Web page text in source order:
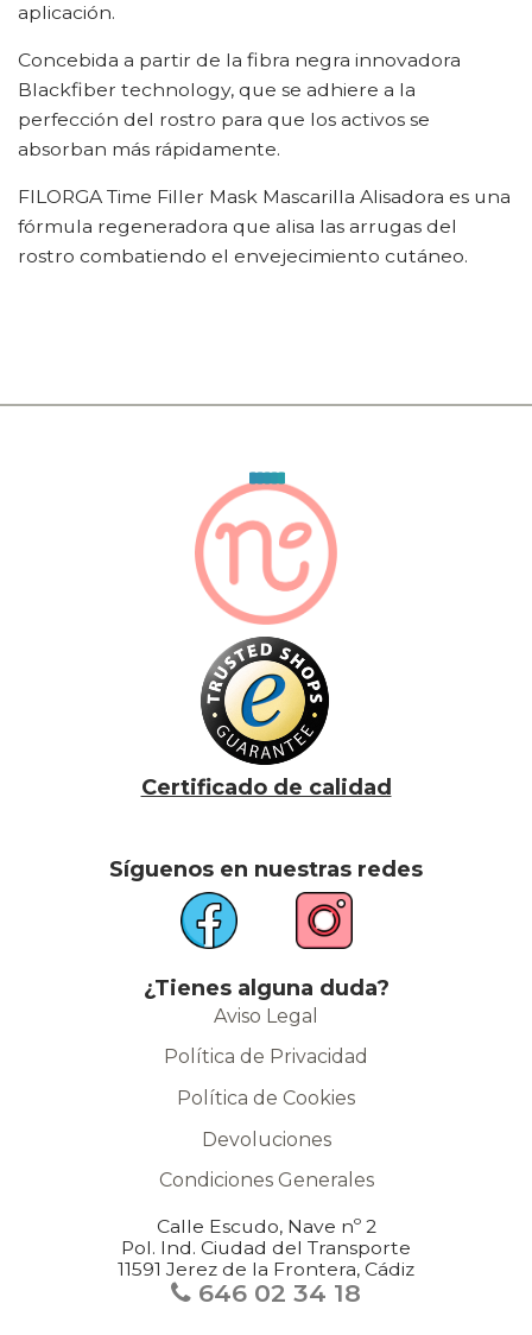
aplicación.
Concebida a partir de la fibra negra innovadora
Blackfiber technology, que se adhiere a la
perfección del rostro para que los activos se
absorban más rápidamente.
FILORGA Time Filler Mask Mascarilla Alisadora es una
fórmula regeneradora que alisa las arrugas del
rostro combatiendo el envejecimiento cutáneo.
Certificado de calidad
Síguenos en nuestras redes
¿Tienes alguna duda?
Aviso Legal
Política de Privacidad
Política de Cookies
Devoluciones
Condiciones Generales
Calle Escudo, Nave nº 2
Pol. Ind. Ciudad del Transporte
11591 Jerez de la Frontera, Cádiz
646 02 34 18